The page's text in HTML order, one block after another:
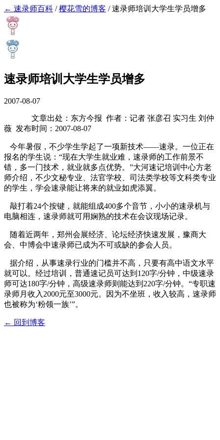
← 速录师百科 / 樱花雪的博客 / 速录师培训大学生学员增多
速录师培训大学生学员增多
2007-08-07
文章出处：东方今报 作者：记者 张彦召 实习生 刘仲
薇 发布时间：2007-08-07
今年暑假，不少学生学起了一项新技术——速录。一位正在
报名的学生说：“现在大学生就业难，速录师的工作前景不
错，多一门技术，就业就多点优势。”大河速记培训中心方老
师介绍，不少文秘专业、法官学校、司法类学校等文科类专业
的学生，学会速录能让将来的就业如虎添翼。
敲打着24个按键，就能组成400多个音节，小小的速录机与
电脑相连，速录师就可用娴熟的技术在会议现场记录。
随着近两年，郑州会展经济、论坛经济快速发展，豫商大
会、中博会中速录师已成为不可或缺的参会人员。
据介绍，从事速录行业的门槛并不高，只要有高中语文水平
就可以。经过培训，普通速记员可达到120字/分钟，中级速录
师可达180字/分钟，高级速录师则能达到220字/分钟。“专职速
录师月收入2000元至3000元。因为不坐班，收入较高，速录师
也被称为‘粉领一族’”。
← 回到博客